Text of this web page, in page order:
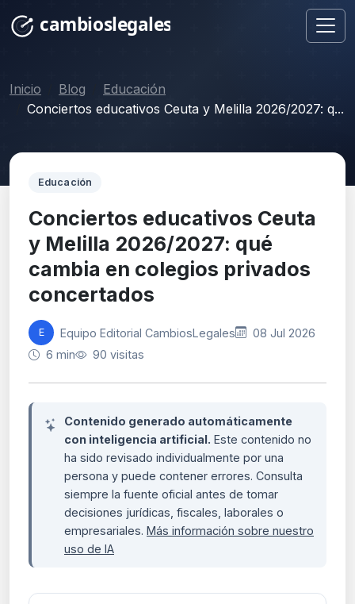
Inicio Blog
Educación
Conciertos educativos Ceuta y Melilla 2026/2027: q...
Educación
Conciertos educativos Ceuta
y Melilla 2026/2027: qué
cambia en colegios privados
concertados
E Equipo Editorial CambiosLegales
08 Jul 2026
6 min
90 visitas
Contenido generado automáticamente
con inteligencia artificial. Este contenido no
ha sido revisado individualmente por una
persona y puede contener errores. Consulta
siempre la fuente oficial antes de tomar
decisiones jurídicas, fiscales, laborales o
empresariales. Más información sobre nuestro
uso de IA